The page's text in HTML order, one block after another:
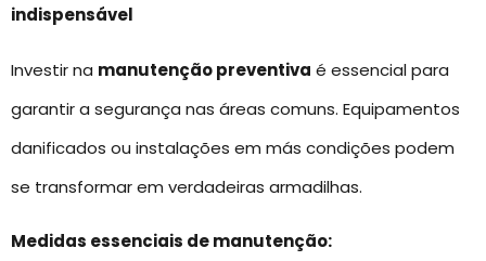
indispensável
Investir na manutenção preventiva é essencial para
garantir a segurança nas áreas comuns. Equipamentos
danificados ou instalações em más condições podem
se transformar em verdadeiras armadilhas.
Medidas essenciais de manutenção: